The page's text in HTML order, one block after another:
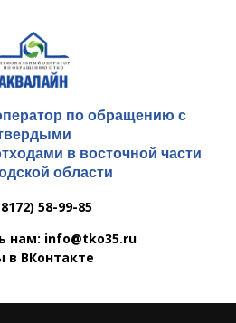
по обращению с
в восточной части
области
58-99-85
нам: info@tko35.ru
в ВКонтакте